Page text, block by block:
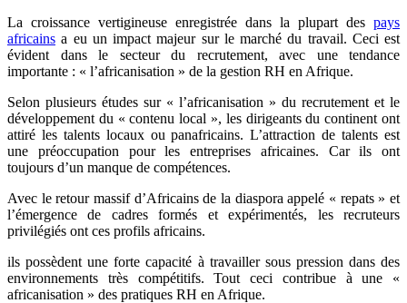
La croissance vertigineuse enregistrée dans la plupart des pays
africains a eu un impact majeur sur le marché du travail. Ceci est
évident dans le secteur du recrutement, avec une tendance
importante : « l’africanisation » de la gestion RH en Afrique.
Selon plusieurs études sur « l’africanisation » du recrutement et le
développement du « contenu local », les dirigeants du continent ont
attiré les talents locaux ou panafricains.L’attraction de talents est
une préoccupation pour les entreprises africaines. Car ils ont
toujours d’un manque de compétences.
Avec le retour massif d’Africains de la diaspora appelé « repats » et
l’émergence de cadres formés et expérimentés, les recruteurs
privilégiés ont ces profils africains.
ils possèdent une forte capacité à travailler sous pression dans des
environnements très compétitifs.Tout ceci contribue à une «
africanisation » des pratiques RH en Afrique.